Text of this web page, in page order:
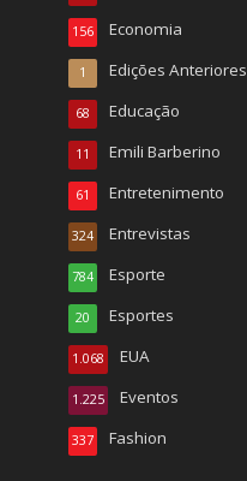
Economia
156
Edições Anteriores
1
Educação
68
Emili Barberino
11
Entretenimento
61
Entrevistas
324
Esporte
784
Esportes
20
EUA
1.068
Eventos
1.225
Fashion
337